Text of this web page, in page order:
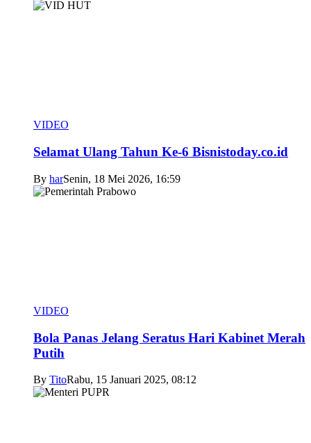
VIDEO
Selamat Ulang Tahun Ke-6 Bisnistoday.co.id
By harSenin, 18 Mei 2026, 16:59
VIDEO
Bola Panas Jelang Seratus Hari Kabinet Merah
Putih
By TitoRabu, 15 Januari 2025, 08:12